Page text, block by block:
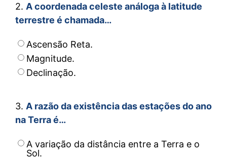
2. A coordenada celeste análoga à latitude
terrestre é chamada…
Ascensão Reta.
Magnitude.
Declinação.
3. A razão da existência das estações do ano
na Terra é…
A variação da distância entre a Terra e o
Sol.